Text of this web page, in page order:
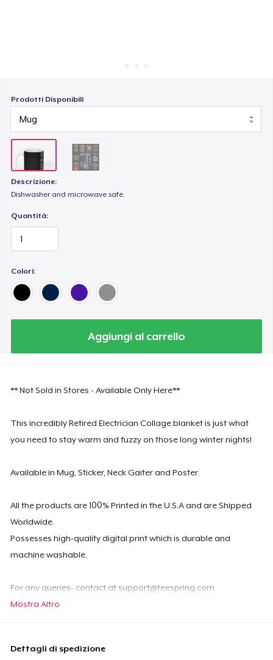
Prodotti Disponibili
Descrizione:
Dishwasher and microwave safe.
Quantità:
Colori:
Aggiungi al carrello
** Not Sold in Stores - Available Only Here**
This incredibly Retired Electrician Collage blanket is just what
you need to stay warm and fuzzy on those long winter nights!
Available in Mug, Sticker, Neck Gaiter and Poster.
All the products are 100% Printed in the U.S.A and are Shipped
Worldwide.
Possesses high-quality digital print which is durable and
machine washable.
For any queries- contact at support@teespring.com
Mostra Altro
Dettagli di spedizione